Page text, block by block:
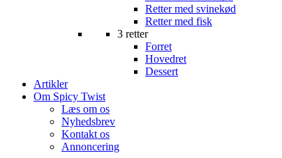
Retter med svinekød
Retter med fisk
3 retter
Forret
Hovedret
Dessert
Artikler
Om Spicy Twist
Læs om os
Nyhedsbrev
Kontakt os
Annoncering